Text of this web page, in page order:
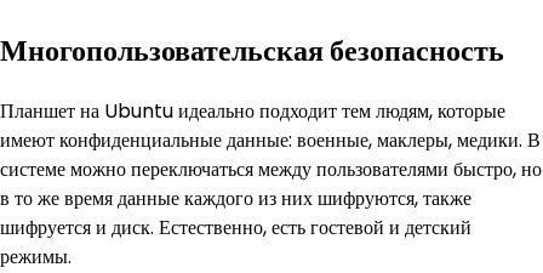
Многопользовательская безопасность
Планшет на Ubuntu идеально подходит тем людям, которые
имеют конфиденциальные данные: военные, маклеры, медики. В
системе можно переключаться между пользователями быстро, но
в то же время данные каждого из них шифруются, также
шифруется и диск. Естественно, есть гостевой и детский
режимы.